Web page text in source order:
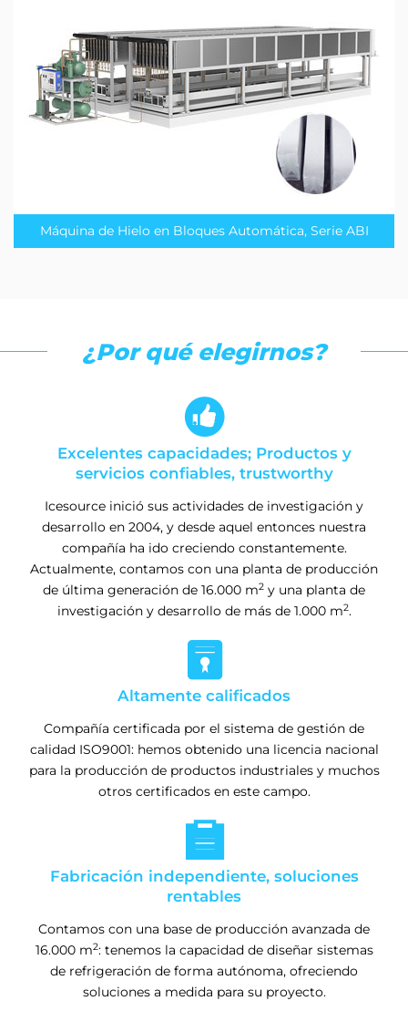
Máquina de Hielo en Bloques Automática, Serie ABI
¿Por qué elegirnos?

Excelentes capacidades; Productos y
servicios confiables, trustworthy
Icesource inició sus actividades de investigación y
desarrollo en 2004, y desde aquel entonces nuestra
compañía ha ido creciendo constantemente.
Actualmente, contamos con una planta de producción
de última generación de 16.000 m2 y una planta de
investigación y desarrollo de más de 1.000 m2.

Altamente calificados
Compañía certificada por el sistema de gestión de
calidad ISO9001: hemos obtenido una licencia nacional
para la producción de productos industriales y muchos
otros certificados en este campo.

Fabricación independiente, soluciones
rentables
Contamos con una base de producción avanzada de
16.000 m2: tenemos la capacidad de diseñar sistemas
de refrigeración de forma autónoma, ofreciendo
soluciones a medida para su proyecto.